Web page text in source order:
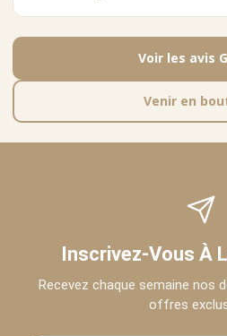
Voir les avis
Venir en
Inscrivez-Vous À
Recevez chaque semaine nos
offres